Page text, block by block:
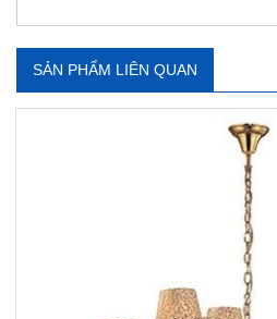
SẢN PHẨM LIÊN QUAN